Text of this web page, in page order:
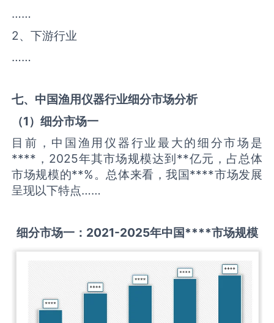
……
2、下游行业
……
七、中国渔用仪器行业细分市场分析
（1）细分市场一
目前，中国渔用仪器行业最大的细分市场是
****，2025年其市场规模达到**亿元，占总体
市场规模的**%。总体来看，我国****市场发展
呈现以下特点……
细分市场一： 2021-2025年中国****市场规模